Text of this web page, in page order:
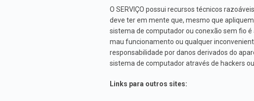
O SERVIÇO possui recursos técnicos
deve ter em mente que, mesmo que
sistema de computador ou conexão sem fio
mau funcionamento ou qualquer
responsabilidade por danos derivados do
sistema de computador através de hackers
Links para outros sites: